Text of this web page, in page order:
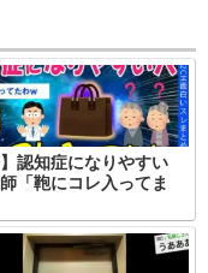
】認知症になりやすい
「鞄にコレ入ってま